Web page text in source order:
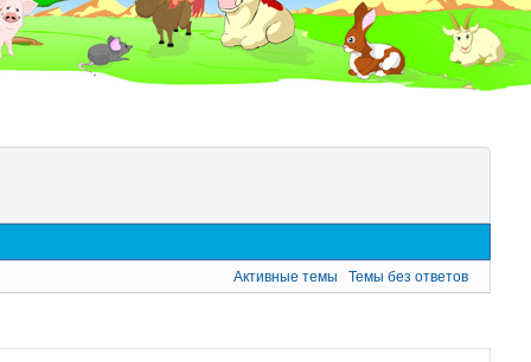
Активные темы Темы без ответов